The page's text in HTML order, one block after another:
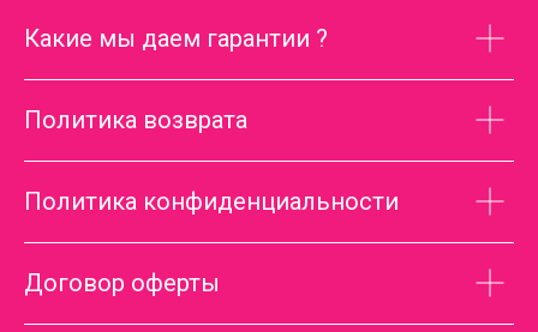
Какие мы даем гарантии ?
Политика возврата
Политика конфиденциальности
Договор оферты